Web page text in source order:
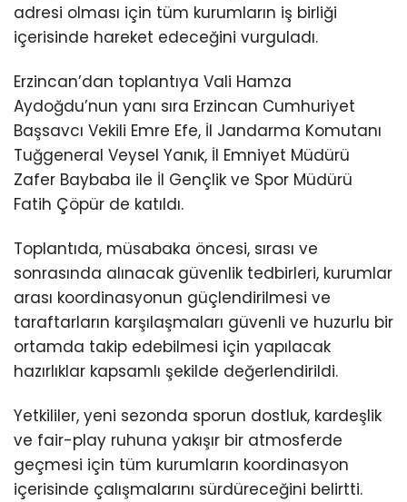
adresi olması için tüm kurumların iş birliği
içerisinde hareket edeceğini vurguladı.
Erzincan’dan toplantıya Vali Hamza
Aydoğdu’nun yanı sıra Erzincan Cumhuriyet
Başsavcı Vekili Emre Efe, İl Jandarma Komutanı
Tuğgeneral Veysel Yanık, İl Emniyet Müdürü
Zafer Baybaba ile İl Gençlik ve Spor Müdürü
Fatih Çöpür de katıldı.
Toplantıda, müsabaka öncesi, sırası ve
sonrasında alınacak güvenlik tedbirleri, kurumlar
arası koordinasyonun güçlendirilmesi ve
taraftarların karşılaşmaları güvenli ve huzurlu bir
ortamda takip edebilmesi için yapılacak
hazırlıklar kapsamlı şekilde değerlendirildi.
Yetkililer, yeni sezonda sporun dostluk, kardeşlik
ve fair-play ruhuna yakışır bir atmosferde
geçmesi için tüm kurumların koordinasyon
içerisinde çalışmalarını sürdüreceğini belirtti.